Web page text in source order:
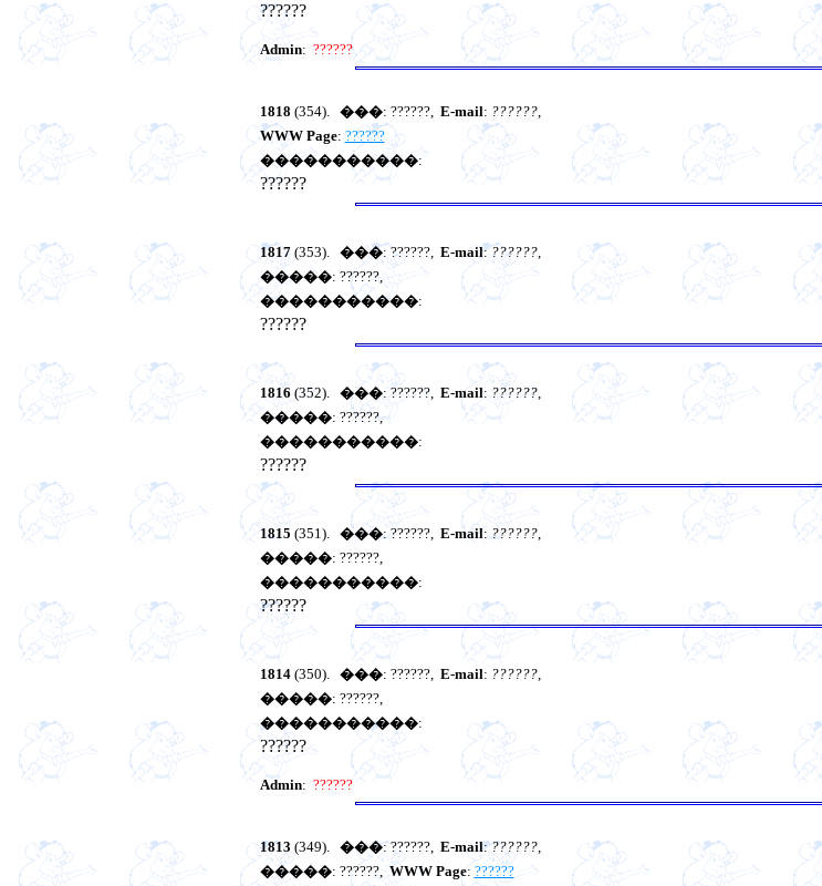
??????
Admin: ??????
1818 (354). ���: ??????, E-mail: ??????,
WWW Page: ??????
�����������:
??????
1817(353). ���: ??????, E-mail:??????,
�����: ??????,
�����������:
??????
1816(352). ���: ??????, E-mail:??????,
�����: ??????,
�����������:
??????
1815 (351). ���: ??????, E-mail:??????,
�����: ??????,
�����������:
??????
1814(350). ���: ??????, E-mail: ??????,
�����: ??????,
�����������:
??????
Admin: ??????
1813 (349). ���: ??????, E-mail:??????,
�����: ??????,WWW Page: ??????